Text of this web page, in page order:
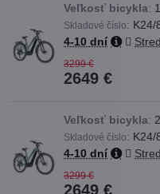
Veľkosť bicykla:
Skladové číslo: K24/
4-10 dní
3299 €
2649 €
Veľkosť bicykla:
Skladové číslo: K24/
4-10 dní
3299 €
2649 €